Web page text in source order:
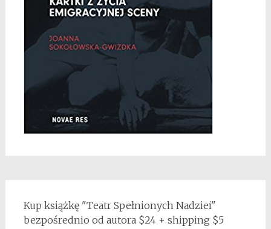
Kup książkę "Teatr Spełnionych Nadziei"
bezpośrednio od autora $24 + shipping $5